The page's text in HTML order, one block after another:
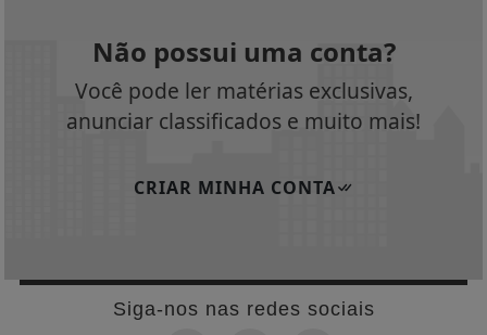
Não possui uma conta?
Você pode ler matérias exclusivas,
anunciar classificados e muito mais!
CRIAR MINHA CONTA
Siga-nos nas redes sociais